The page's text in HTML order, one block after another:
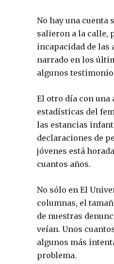
No hay una cuenta
salieron a la calle,
incapacidad de las
narrado en los
algunos
El otro día con una
estadísticas del
las estancias
declaraciones de
jóvenes está
cuantos años.
No sólo en El
columnas, el
de nuestras
veían. Unos
algunos más
problema.